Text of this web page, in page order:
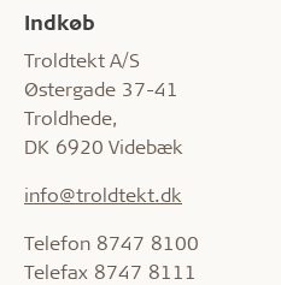
Indkøb
Troldtekt A/S
Østergade 37-41
Troldhede,
DK 6920 Videbæk
info@troldtekt.dk
Telefon 8747 8100
Telefax 8747 8111